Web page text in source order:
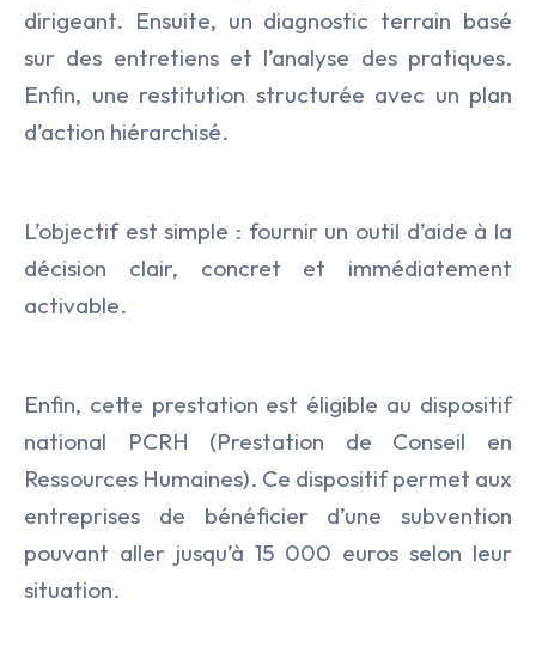
dirigeant. Ensuite, un diagnostic terrain basé
sur des entretiens et l’analyse des pratiques.
Enfin, une restitution structurée avec un plan
d’action hiérarchisé.
L’objectif est simple : fournir un outil d’aide à la
décision clair, concret et immédiatement
activable.
Enfin, cette prestation est éligible au dispositif
national PCRH (Prestation de Conseil en
Ressources Humaines). Ce dispositif permet aux
entreprises de bénéficier d’une subvention
pouvant aller jusqu’à 15 000 euros selon leur
situation.